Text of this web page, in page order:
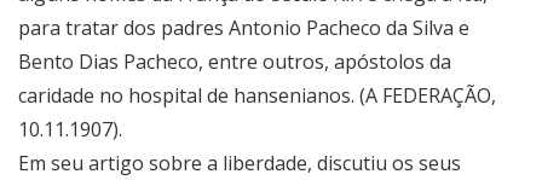
para tratar dos padres Antonio Pacheco da Silva e
Bento Dias Pacheco, entre outros, apóstolos da
caridade no hospital de hansenianos. (A FEDERAÇÃO,
10.11.1907).
Em seu artigo sobre a liberdade, discutiu os seus